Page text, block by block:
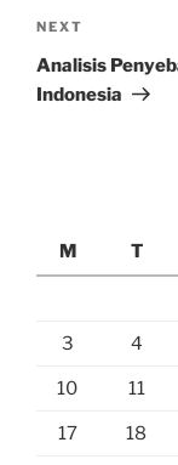
Next
Post
NEXT
Analisis
Indonesia
M
T
3 4
10 11
17 18